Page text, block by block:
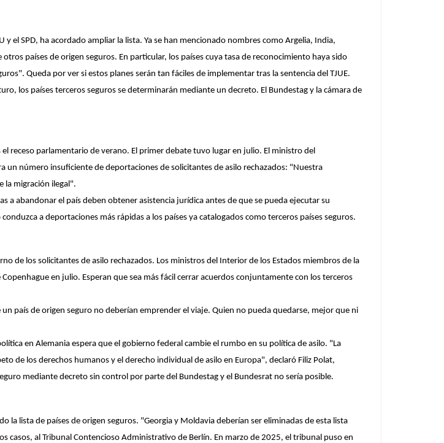
el SPD, ha acordado ampliar la lista. Ya se han mencionado nombres como Argelia, India,
países de origen seguros. En particular, los países cuya tasa de reconocimiento haya sido
Queda por ver si estos planes serán tan fáciles de implementar tras la sentencia del TJUE.
los países terceros seguros se determinarán mediante un decreto. El Bundestag y la cámara de
receso parlamentario de verano. El primer debate tuvo lugar en julio. El ministro del
número insuficiente de deportaciones de solicitantes de asilo rechazados: "Nuestra
la migración ilegal".
a abandonar el país deben obtener asistencia jurídica antes de que se pueda ejecutar su
a deportaciones más rápidas a los países ya catalogados como terceros países seguros.
de los solicitantes de asilo rechazados. Los ministros del Interior de los Estados miembros de la
en julio. Esperan que sea más fácil cerrar acuerdos conjuntamente con los terceros
país de origen seguro no deberían emprender el viaje. Quien no pueda quedarse, mejor que ni
en Alemania espera que el gobierno federal cambie el rumbo en su política de asilo. "La
de los derechos humanos y el derecho individual de asilo en Europa", declaró Filiz Polat,
mediante decreto sin control por parte del Bundestag y el Bundesrat no sería posible.
la lista de países de origen seguros. "Georgia y Moldavia deberían ser eliminadas de esta lista
al Tribunal Contencioso Administrativo de Berlín. En marzo de 2025, el tribunal puso en